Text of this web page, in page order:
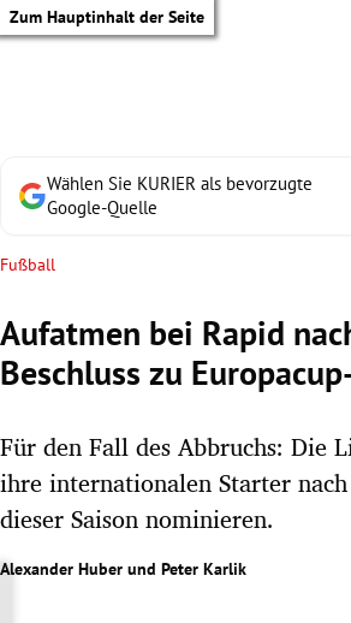
Zum Hauptinhalt der Seite
Untermenü
Untermenü
Wählen Sie KURIER als bevorzugte
Google-Quelle
Fußball
Aufatmen bei Rapid
Beschluss zu
Für den Fall des Abbruchs: Die
ihre internationalen Starter
dieser Saison nominieren.
Alexander Huber und Peter Karlik